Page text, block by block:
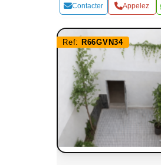
Contacter Appelez
Ref: R66GVN34